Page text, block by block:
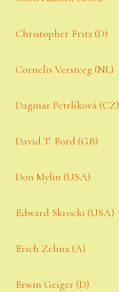
Christopher Fritz (D)
Cornelis Versteeg (NL)
Dagmar Petrlíková (CZ)
David T. Ford (GB)
Don Mylin (USA)
Edward Skrocki (USA)
Erich Zelina (A)
Erwin Geiger (D)